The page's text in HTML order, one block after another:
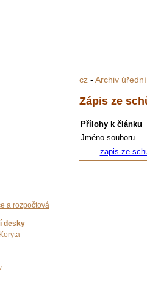
a rozpočtová
desky
cz- Archiv
Zápis ze
Přílohy k článku
Jméno souboru
zapis-ze-